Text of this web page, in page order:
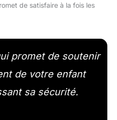
de satisfaire à la fois les
promet de soutenir
de votre enfant
sa sécurité.